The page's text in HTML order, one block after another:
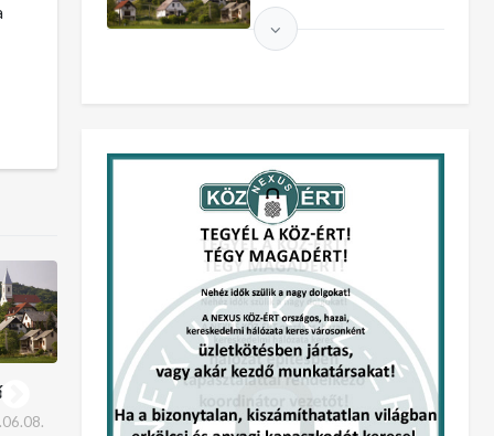
A szabad lelkű ember
képes a teremtésre
Megdobbant a
szívem…